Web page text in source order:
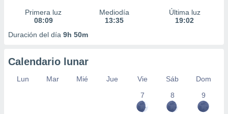
Primera luz
08:09
Mediodía
13:35
Última luz
19:02
Duración del día 9h 50m
Calendario lunar
Lun Mar Mié Jue Vie Sáb
Dom
7
8 9